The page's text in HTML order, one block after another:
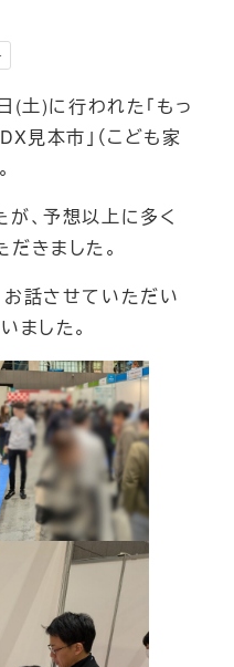
土)に行われた「もっ
見本市」（こども家
、予想以上に多く
きました。
話させていただい
ました。